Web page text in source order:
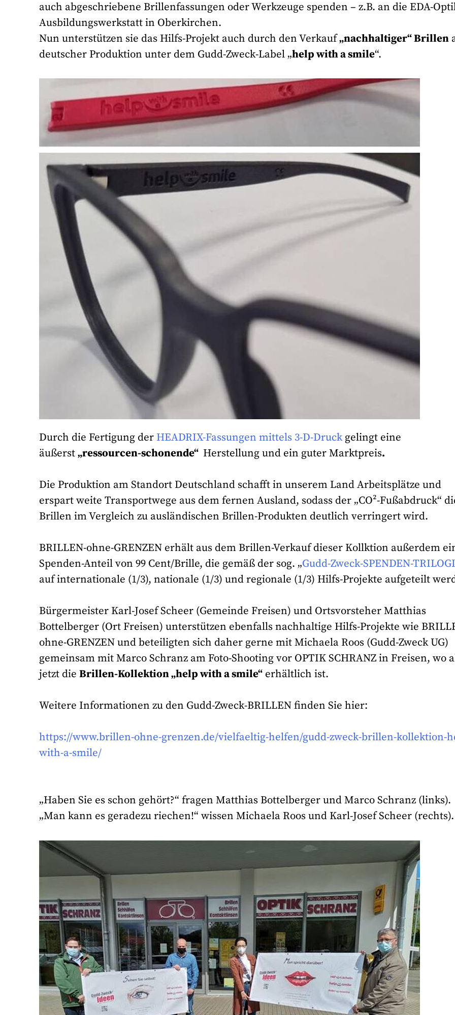
auch abgeschriebene Brillenfassungen oder Werkzeuge spenden – z.B. an die EDA-
Ausbildungswerkstatt in Oberkirchen.
Nun unterstützen sie das Hilfs-Projekt auch durch den Verkauf„nachhaltiger“ Brillen
deutscher Produktion unter dem Gudd-Zweck-Label „help with a smile“.
Durch die Fertigung der HEADRIX-Fassungen mittels 3-D-Druckgelingt eine
äußerst„ressourcen-schonende“ Herstellung und ein guter Marktpreis.
Die Produktion am Standort Deutschland schafft in unserem Land Arbeitsplätze und
erspart weite Transportwege aus dem fernen Ausland, sodass der „CO²-Fußabdruck“
Brillen im Vergleich zu ausländischen Brillen-Produkten deutlich verringert wird.
BRILLEN-ohne-GRENZEN erhält aus dem Brillen-Verkauf dieser Kollktion außerdem
Spenden-Anteil von 99 Cent/Brille, die gemäß der sog. „Gudd-Zweck-SPENDEN-
auf internationale (1/3), nationale (1/3) und regionale (1/3) Hilfs-Projekte aufgeteilt
Bürgermeister Karl-Josef Scheer (Gemeinde Freisen) und Ortsvorsteher Matthias
Bottelberger (Ort Freisen) unterstützen ebenfalls nachhaltige Hilfs-Projekte wie
ohne-GRENZEN und beteiligten sich daher gerne mit Michaela Roos (Gudd-Zweck UG)
gemeinsam mit Marco Schranz am Foto-Shooting vor OPTIK SCHRANZ in Freisen, wo
jetzt dieBrillen-Kollektion „help with a smile“ erhältlich ist.
Weitere Informationen zu den Gudd-Zweck-BRILLEN finden Sie hier:
https://www.brillen-ohne-grenzen.de/vielfaeltig-helfen/gudd-zweck-brillen-kollektion-
with-a-smile/
„Haben Sie es schon gehört?“ fragen Matthias Bottelberger und Marco Schranz (links).
„Man kann es geradezu riechen!“ wissen Michaela Roos und Karl-Josef Scheer (rechts).